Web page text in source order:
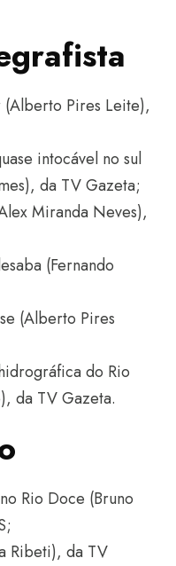
(Alberto Pires Leite),
intocável no sul
da TV Gazeta;
Miranda Neves),
(Fernando
(Alberto Pires
do Rio
da TV Gazeta.
Rio Doce (Bruno
Ribeti), da TV